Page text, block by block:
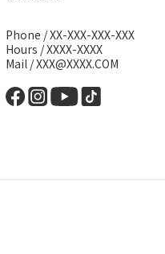
Phone / XX-XXX-XXX-XXX
Hours / XXXX-XXXX
Mail / XXX@XXXX.COM